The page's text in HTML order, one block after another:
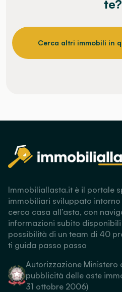
te?
Cerca altri immobili in
Immobiliallasta.it è il portale
immobiliari sviluppato intorno
cerca casa all’asta, con
informazioni subito
possibilità di un team di 40
ti guida passo passo
Autorizzazione Ministero
pubblicità delle aste
31 ottobre 2006)